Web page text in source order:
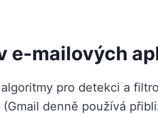
e-mailových
pro detekci a
(Gmail denně používá